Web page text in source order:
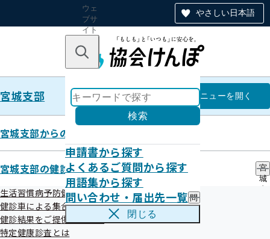
やさしい日本語
ウェ
ブサ
イト
のナ
ン
キーワードで探す
検索
申請書から探す
よくあるご質問から探す
用語集から探す
問い合わせ・届出先一覧 問
い
閉じる
宮城支部 宮城支部
メニューを開く
宮城支部からのお知らせ
宮城支部の健診・保健指導のご案内
宮
城
生活習慣病予防健診とは
健診車による集合健診
健診結果をご提供ください
特定健康診査とは
《広報》協会けんぽ宮城支部公式
LINEについて
令和06年10月29日